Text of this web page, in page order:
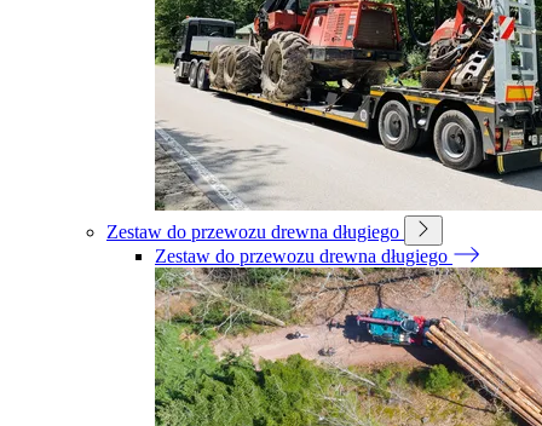
Zestaw do przewozu drewna długiego
Zestaw do przewozu drewna długiego